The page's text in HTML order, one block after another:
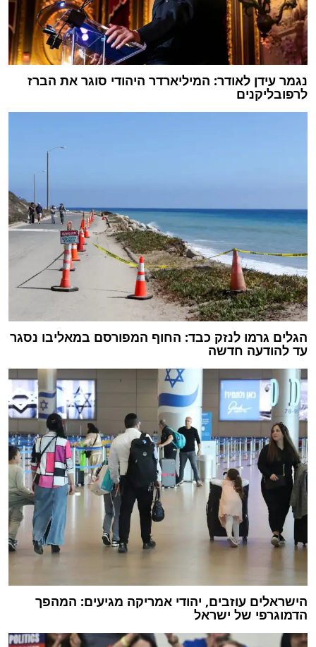
נגמר עידן לאודר: המיליארדר היהודי סוגר את הברז
לרפובליקנים
הגלים גרמו לנזק כבד: החוף המפורסם במאליבו נסגר
עד להודעה חדשה
הישראלים עוזבים, יהודי אמריקה מגיעים: המהפך
הדמוגרפי של ישראל